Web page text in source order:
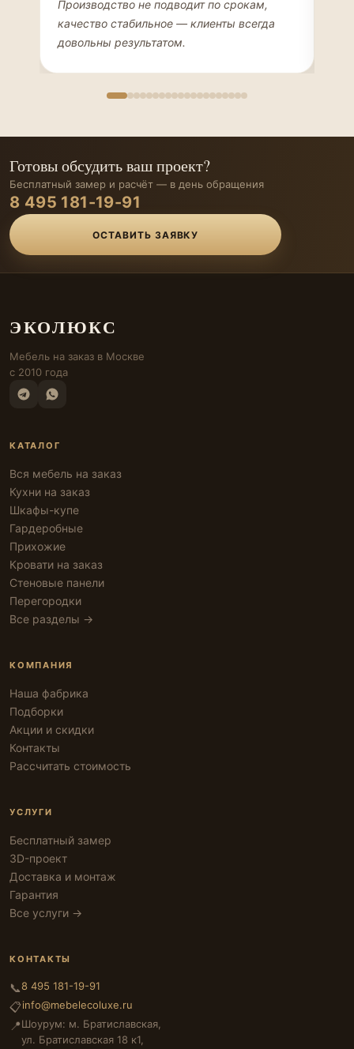
Производство не подводит по срокам,
качество стабильное — клиенты всегда
довольны результатом.
Готовы обсудить ваш проект?
Бесплатный замер и расчёт — в день обращения
8 495 181-19-91
ОСТАВИТЬ ЗАЯВКУ
ЭКОЛЮКС
Мебель на заказ в Москве
с 2010 года
КАТАЛОГ
Вся мебель на заказ
Кухни на заказ
Шкафы-купе
Гардеробные
Прихожие
Кровати на заказ
Стеновые панели
Перегородки
Все разделы →
КОМПАНИЯ
Наша фабрика
Подборки
Акции и скидки
Контакты
Рассчитать стоимость
УСЛУГИ
Бесплатный замер
3D-проект
Доставка и монтаж
Гарантия
Все услуги →
КОНТАКТЫ
📞8 495 181-19-91
📋info@mebelecoluxe.ru
📍Шоурум: м. Братиславская,
ул. Братиславская 18 к1,